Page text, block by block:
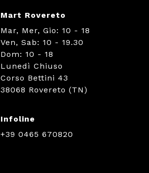
Mart Rovereto
Mar, Mer, Gio: 10 - 18
Ven, Sab: 10 - 19.30
Dom: 10 - 18
Lunedì Chiuso
Corso Bettini 43
38068 Rovereto (TN)
Infoline
+39 0465 670820